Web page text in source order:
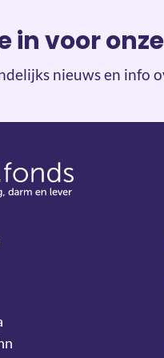
in voor
nieuws en info